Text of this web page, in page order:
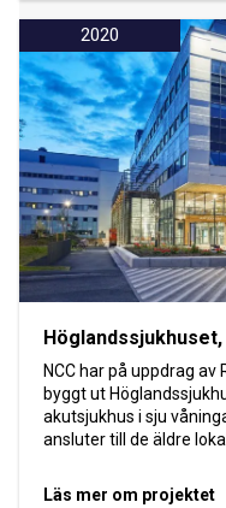
2020
Höglandssjukhuset,
NCC har på uppdrag
byggt ut
akutsjukhus i sju
ansluter till de äldre
Läs mer om projektet